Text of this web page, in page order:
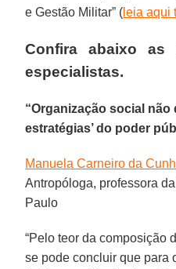
e Gestão Militar” ( leia aqui
Confira abaixo as
especialistas.
“Organização social não
estratégias’ do poder
Manuela Carneiro da
Antropóloga, professora
Paulo
“Pelo teor da composição
se pode concluir que para